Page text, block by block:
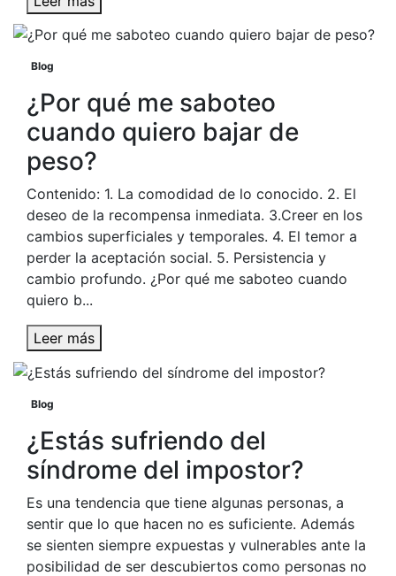
Blog
¿Por qué me saboteo
cuando quiero bajar de
peso?
Contenido: 1. La comodidad de lo conocido. 2. El
deseo de la recompensa inmediata. 3.Creer en los
cambios superficiales y temporales. 4. El temor a
perder la aceptación social. 5. Persistencia y
cambio profundo. ¿Por qué me saboteo cuando
quiero b...
Leer más
Blog
¿Estás sufriendo del
síndrome del impostor?
Es una tendencia que tiene algunas personas, a
sentir que lo que hacen no es suficiente. Además
se sienten siempre expuestas y vulnerables ante la
posibilidad de ser descubiertos como personas no